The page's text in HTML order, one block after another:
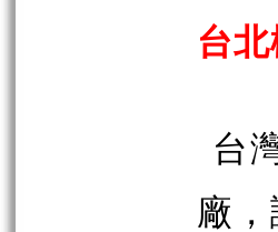
台
台
廠